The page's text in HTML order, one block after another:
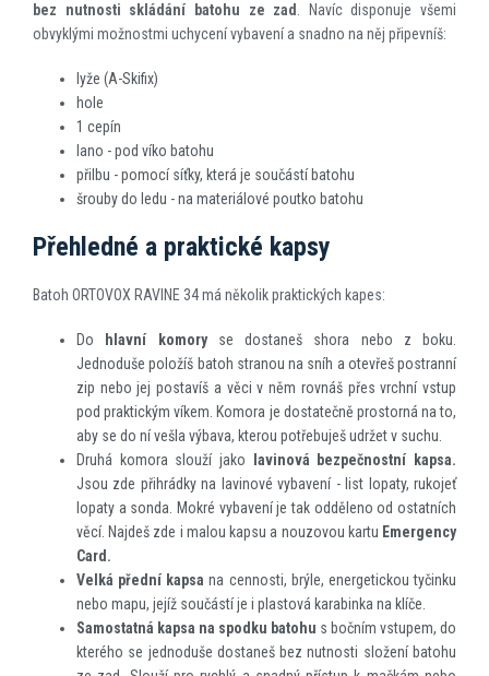
bez nutnosti skládání batohu ze zad . Navíc disponuje všemi
obvyklými možnostmi uchycení vybavení a snadno na něj připevníš:
lyže (A-Skifix)
hole
1 cepín
lano - pod víko batohu
přilbu - pomocí síťky, která je součástí batohu
šrouby do ledu - na materiálové poutko batohu
Přehledné a praktické kapsy
Batoh ORTOVOX RAVINE 34 má několik praktických kapes:
Do hlavní komory se dostaneš shora nebo z boku.
Jednoduše položíš batoh stranou na sníh a otevřeš postranní
zip nebo jej postavíš a věci v něm rovnáš přes vrchní vstup
pod praktickým víkem. Komora je dostatečně prostorná na to,
aby se do ní vešla výbava, kterou potřebuješ udržet v suchu.
Druhá komora slouží jako
lavinová bezpečnostní kapsa.
Jsou zde přihrádky na lavinové vybavení - list lopaty, rukojeť
lopaty a sonda. Mokré vybavení je tak odděleno od ostatních
věcí. Najdeš zde i malou kapsu a nouzovou kartu Emergency
Card.
Velká přední kapsana cennosti, brýle, energetickou tyčinku
nebo mapu, jejíž součástí je i plastová karabinka na klíče.
Samostatná kapsa na spodku batohu s bočním vstupem, do
kterého se jednoduše dostaneš bez nutnosti složení batohu